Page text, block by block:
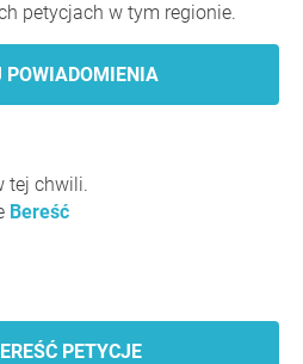
petycjach w tym regionie.
tej chwili.
Bereść
PETYCJE